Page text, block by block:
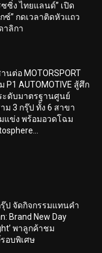
ซิ่ง ไทยแลนด์” เปิด
ซ์” กดเวลาติดหัวแถว
าลิกา
านต่อ MOTORSPORT
P1 AUTOMOTIVE สู้ศึก
ะดับมาตรฐานศูนย์
ม 3 กรุ๊ป ทั้ง 6 สาขา
แข่ง พร้อมอวดโฉม
ป จัดกิจกรรมแทนคำ
Brand New Day
พาลูกค้าชม
อบพิเศษ